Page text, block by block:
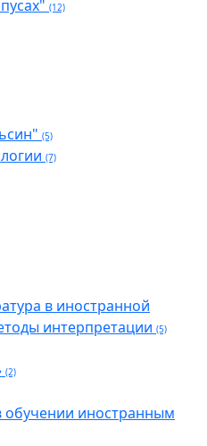
(12)
(5)
(7)
в иностранной
интерпретации (5)
(2)
иностранным